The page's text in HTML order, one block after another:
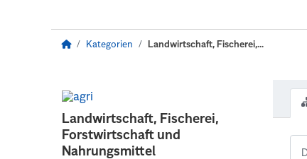
Kategorien Landwirtschaft, Fischerei,...
Landwirtschaft, Fischerei,
Forstwirtschaft und
Nahrungsmittel